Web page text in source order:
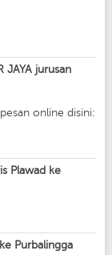
JAYA jurusan
online disini:
Plawad ke
Purbalingga